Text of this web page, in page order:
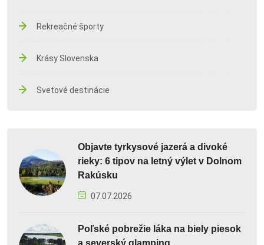
Rekreačné športy
Krásy Slovenska
Svetové destinácie
Objavte tyrkysové jazerá a divoké
rieky: 6 tipov na letný výlet v Dolnom
Rakúsku
07.07.2026
Poľské pobrežie láka na biely piesok
a severský glamping